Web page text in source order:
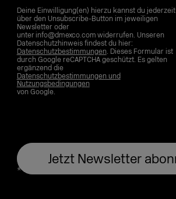
Deine Einwilligung(en) hierzu kannst du jederzeit
über den Unsubscribe-Button im jeweiligen
Newsletter oder
unter info@dmexco.com widerrufen. Unseren
Datenschutzhinweis findest du hier:
Datenschutzbestimmungen. Dieses Formular ist
durch Google reCAPTCHA geschützt. Es gelten
ergänzend die
Datenschutzbestimmungen und
Nutzungsbedingungen
von Google.